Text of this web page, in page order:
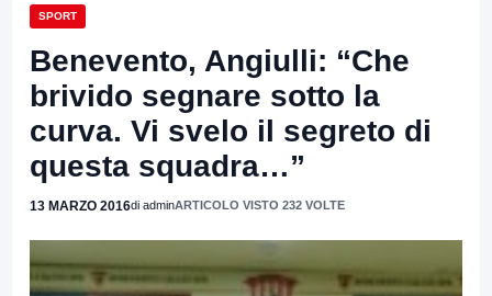
SPORT
Benevento, Angiulli: “Che
brivido segnare sotto la
curva. Vi svelo il segreto di
questa squadra…”
13 MARZO 2016di adminARTICOLO VISTO 232 VOLTE